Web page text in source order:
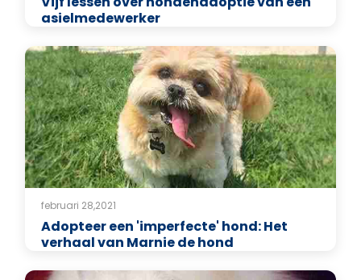
asielmedewerker
februari 28,2021
Adopteer een 'imperfecte' hond: Het
verhaal van Marnie de hond